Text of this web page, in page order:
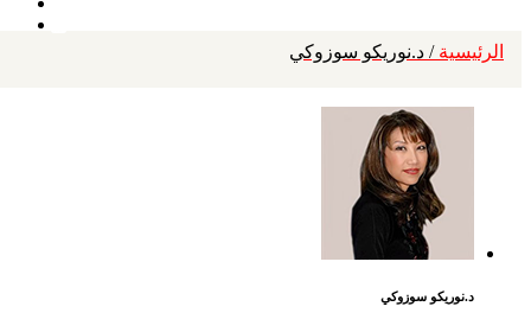
الرئيسية / د.نوريكو سوزوكي
د.نوريكو سوزوكي